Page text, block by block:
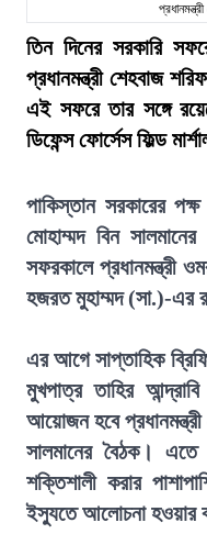
তিন দিনের সরকারি
প্রধানমন্ত্রী শেহবাজ
এই সফরে তার সঙ্গে
ডিফেন্স ফোর্সেস ফিল্ড
পাকিস্তান সরকারের
মোহাম্মদ বিন
সফরকালে প্রধানমন্ত্রী
হজরত মুহাম্মদ (সা.)-এর
এর আগে সাপ্তাহিক
মুখপাত্র তাহির
আয়োজন হবে
সালমানের বৈঠক।
শক্তিশালী করার
ইস্যুতে আলোচনা হওয়ার